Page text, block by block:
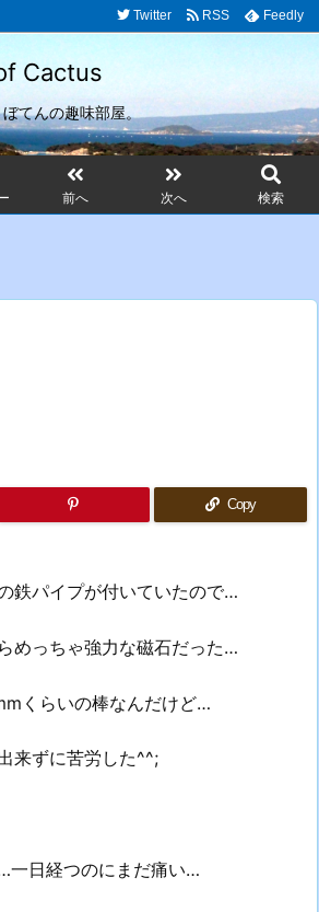
Cactus
てんの趣味部屋。
前へ 次へ 検索
Twitter RSS Feedly
Copy
鉄パイプが付いていたので…
めっちゃ強力な磁石だった…
くらいの棒なんだけど…
来ずに苦労した^^;
一日経つのにまだ痛い…